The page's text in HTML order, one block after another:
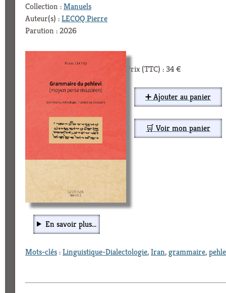
Collection :Manuels
Auteur(s) :LECOQ Pierre
Parution : 2026
Prix (TTC) : 34 €
➕ Ajouter au panier
🛒 Voir mon panier
En savoir plus...
Mots-clés:Linguistique-Dialectologie,Iran,grammaire,